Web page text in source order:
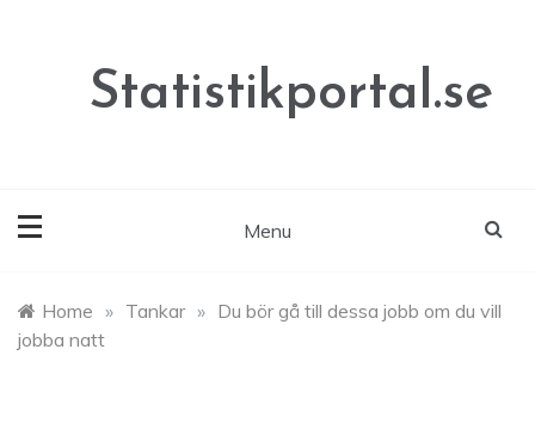
Statistikportal.se
Menu
Home » Tankar » Du bör gå till dessa jobb om du vill
jobba natt